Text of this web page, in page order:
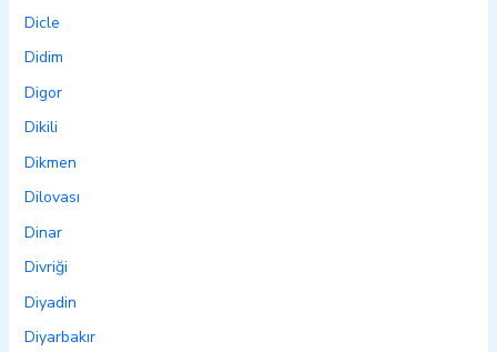
Dicle
Didim
Digor
Dikili
Dikmen
Dilovası
Dinar
Divriği
Diyadin
Diyarbakır